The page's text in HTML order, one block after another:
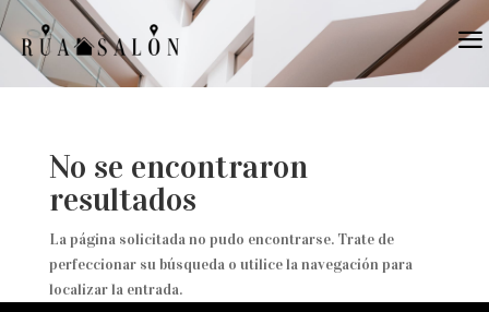
a
No se encontraron
resultados
La página solicitada no pudo encontrarse. Trate de
perfeccionar su búsqueda o utilice la navegación para
localizar la entrada.